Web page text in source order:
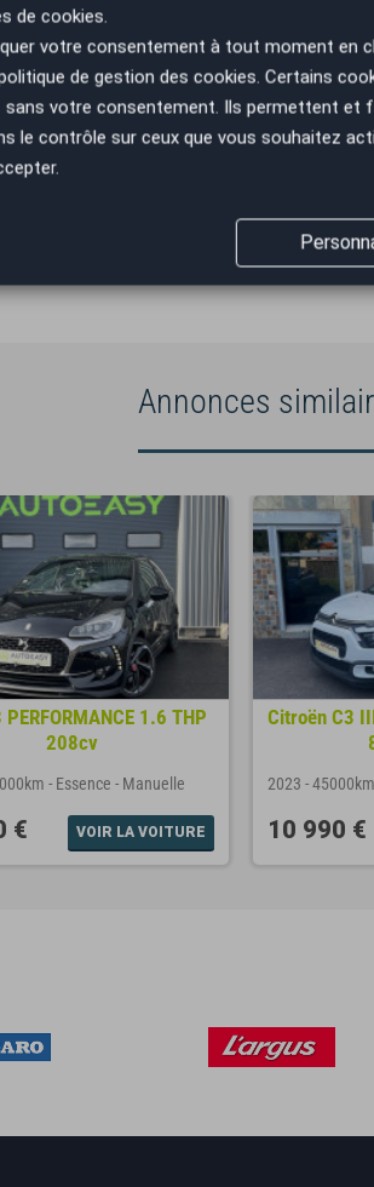
Annonces
PERFORMANCE 1.6 THP
208cv
- Essence - Manuelle
€ VOIR LA VOITURE
Citroën C3
2023 -45000km
10 990 €
de cookies.
votre consentement à tout moment en
de gestion des cookies. Certains
votre consentement. Ils permettent et
le contrôle sur ceux que vous souhaitez